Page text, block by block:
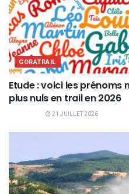
GORATRAIL
Etude : voici les prénoms
plus nuls en trail en 2026
21 JUILLET 2026